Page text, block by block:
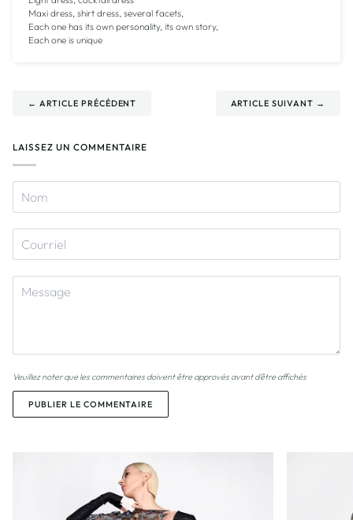
Maxi dress, shirt dress, several facets,
Each one has its own personality, its own story,
Each one is unique
← ARTICLE PRÉCÉDENT ARTICLE SUIVANT →
LAISSEZ UN COMMENTAIRE
Veuillez noter que les commentaires doivent être approvés avant d'être affichés
PUBLIER LE COMMENTAIRE